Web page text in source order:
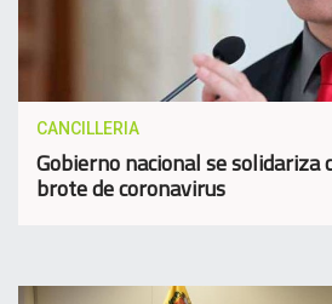
CANCILLERIA
Gobierno nacional se solidariza
brote de coronavirus